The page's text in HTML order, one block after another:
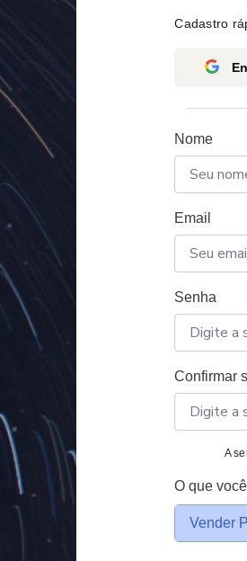
Cadastro
Nome
Email
Senha
Confirmar
A
O que
Vender